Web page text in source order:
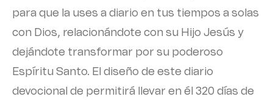
para que la uses a diario en tus tiempos a solas
con Dios, relacionándote con su Hijo Jesús y
dejándote transformar por su poderoso
Espíritu Santo. El diseño de este diario
devocional de permitirá llevar en él 320 días de